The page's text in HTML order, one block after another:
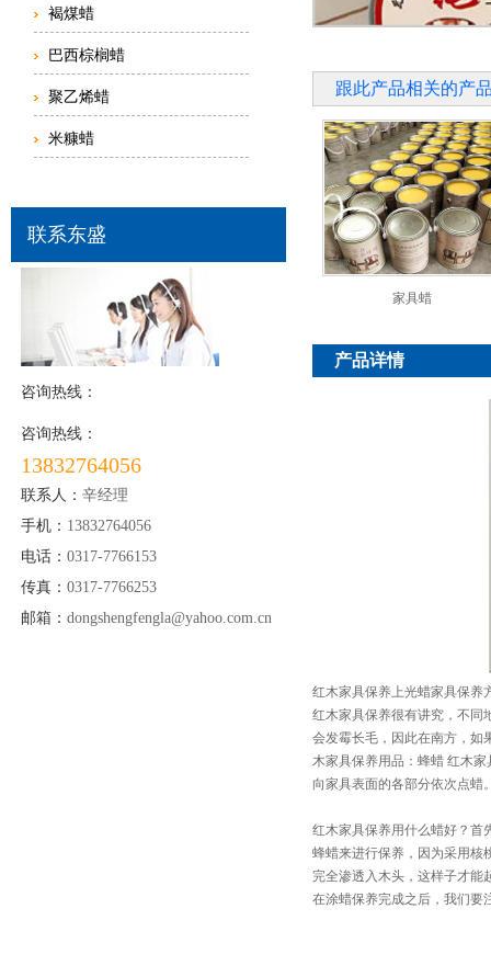
褐煤蜡
巴西棕榈蜡
聚乙烯蜡
米糠蜡
联系东盛
咨询热线：
咨询热线：
13832764056
联系人： 辛经理
手机： 13832764056
电话： 0317-7766153
传真： 0317-7766253
邮箱： dongshengfengla@yahoo.com.cn
跟此产品相关的产
家具蜡
产品详情
红木家具保养上光蜡家具保养
红木家具保养很有讲究，不同
会发霉长毛，因此在南方，如
木家具保养用品：蜂蜡 红木
向家具表面的各部分依次点蜡
红木家具保养用什么蜡好？首
蜂蜡来进行保养，因为采用核
完全渗透入木头，这样子才能
在涂蜡保养完成之后，我们要